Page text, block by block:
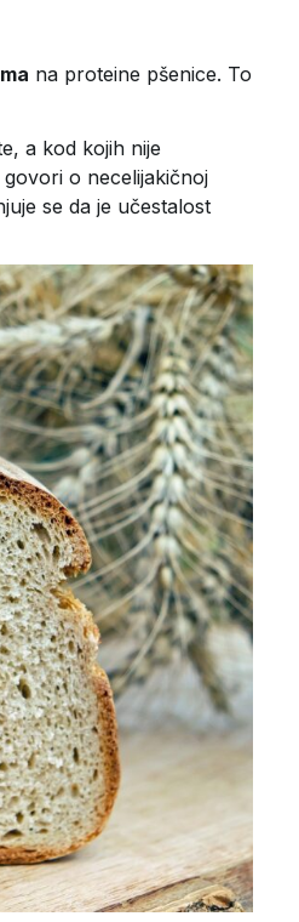
na proteine pšenice. To
a kod kojih nije
o necelijakičnoj
se da je učestalost